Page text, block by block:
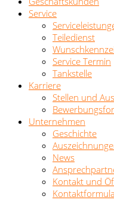
Service
Teiledienst
Service Termin
Tankstelle
Karriere
Stellen und
Unternehmen
Geschichte
News
Kontakt und